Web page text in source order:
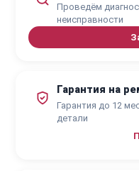
Проведём
неисправности
Гарантия на
Гарантия до 12
детали